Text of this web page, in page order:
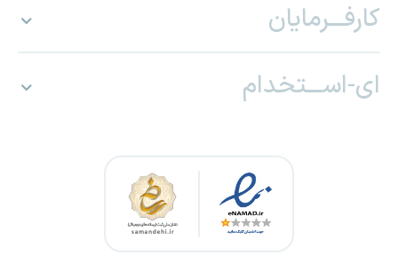
کارفـــرمایان
ای-اســـتخدام